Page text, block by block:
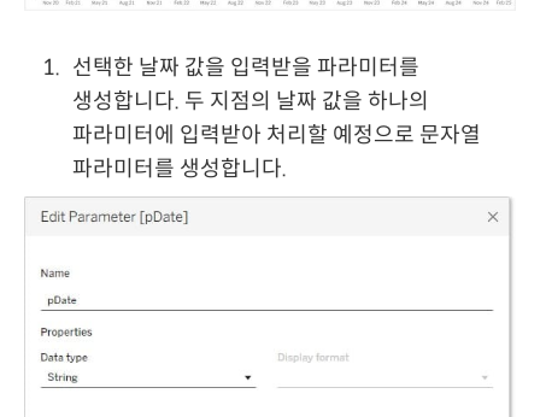
선택한 날짜 값을 입력받을 파라미터를
생성합니다. 두 지점의 날짜 값을 하나의
파라미터에 입력받아 처리할 예정으로 문자열
파라미터를 생성합니다.